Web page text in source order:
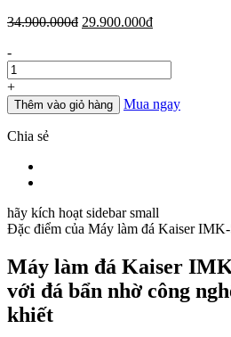
34.900.000đ Giá
29.900.000đGiá
Số
lượng
-
+
Thêm vào giỏ hàng Mua ngay
Chia sẻ
hãy kích hoạt sidebar small
Đặc điểm của Máy làm đá Kaiser IMK-
Máy làm đá Kaiser
với đá bẩn nhờ công
khiết